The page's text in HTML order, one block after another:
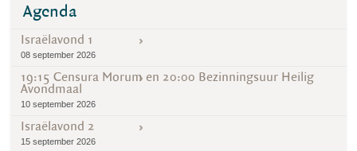
Agenda
Israëlavond 1
08 september 2026
19:15 Censura Morum en 20:00 Bezinningsuur Heilig
Avondmaal
10 september 2026
Israëlavond 2
15 september 2026